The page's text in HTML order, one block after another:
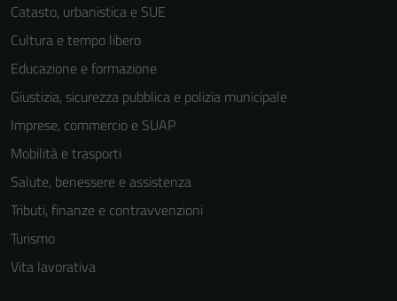
Catasto, urbanistica e SUE
Cultura e tempo libero
Educazione e formazione
Giustizia, sicurezza pubblica e polizia municipale
Imprese, commercio e SUAP
Mobilità e trasporti
Salute, benessere e assistenza
Tributi, finanze e contravvenzioni
Turismo
Vita lavorativa